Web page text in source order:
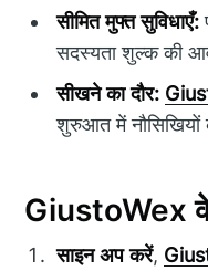
सीमित मुफ्त सुविधाएँ:
सदस्यता शुल्क की
सीखने का दौर:
शुरुआत में नौसिखियों
GiustoWex
साइन अप करें,